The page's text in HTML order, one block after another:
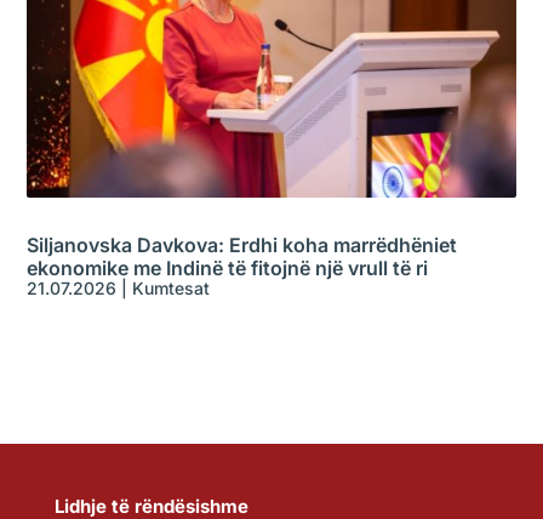
Siljanovska Davkova: Erdhi koha marrëdhëniet
ekonomike me Indinë të fitojnë një vrull të ri
21.07.2026 Kumtesat
Lidhje të rëndësishme